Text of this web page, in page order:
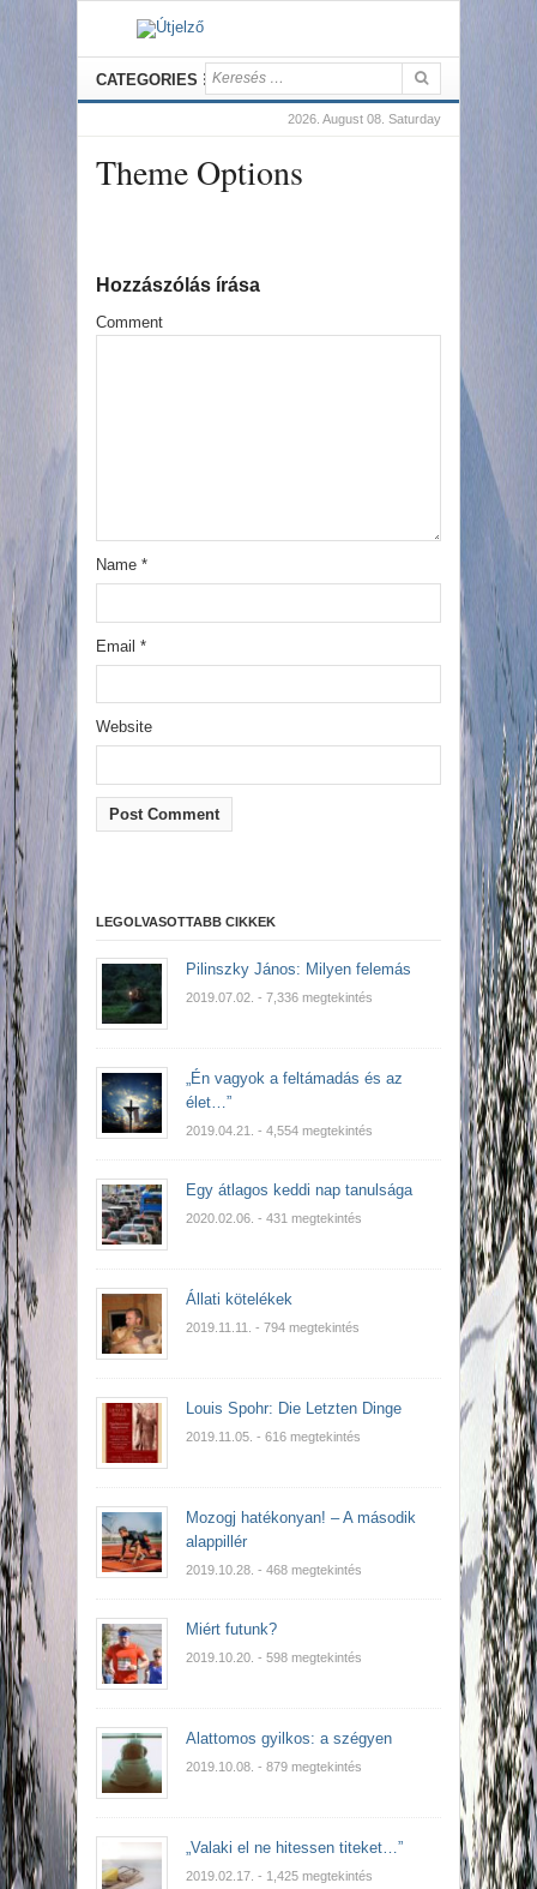
CATEGORIES
2026. August 08. Saturday
Theme Options
Hozzászólás írása
Comment
Name *
Email *
Website
LEGOLVASOTTABB CIKKEK
Pilinszky János: Milyen felemás
2019.07.02. - 7,336 megtekintés
„Én vagyok a feltámadás és az
élet…”
2019.04.21. - 4,554 megtekintés
Egy átlagos keddi nap tanulsága
2020.02.06. - 431 megtekintés
Állati kötelékek
2019.11.11. - 794 megtekintés
Louis Spohr: Die Letzten Dinge
2019.11.05. - 616 megtekintés
Mozogj hatékonyan! – A második
alappillér
2019.10.28. - 468 megtekintés
Miért futunk?
2019.10.20. - 598 megtekintés
Alattomos gyilkos: a szégyen
2019.10.08. - 879 megtekintés
„Valaki el ne hitessen titeket…”
2019.02.17. - 1,425 megtekintés